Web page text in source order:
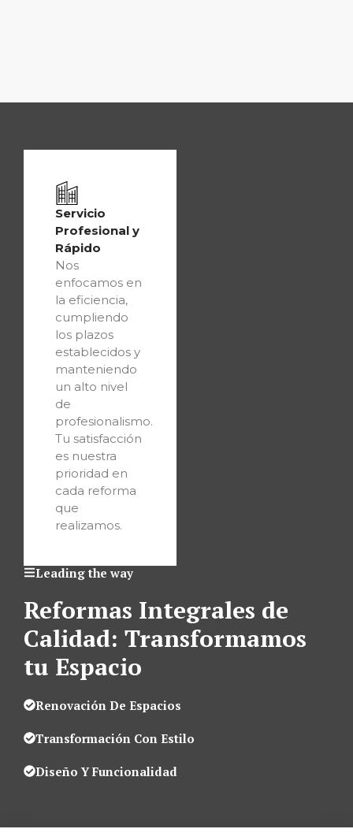
Leading the way
Reformas Integrales de
Calidad: Transformamos
tu Espacio
Renovación De Espacios
Transformación Con Estilo
Diseño Y Funcionalidad
Servicio
Profesional y
Rápido
Nos
enfocamos en
la eficiencia,
cumpliendo
los plazos
establecidos y
manteniendo
un alto nivel
de
profesionalismo.
Tu satisfacción
es nuestra
prioridad en
cada reforma
que
realizamos.